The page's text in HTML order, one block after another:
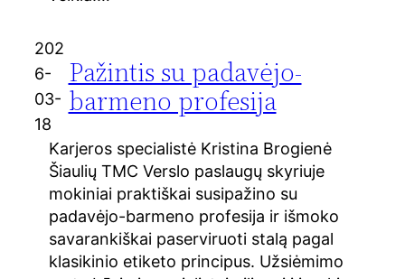
202
6-
03-
18
Pažintis su padavėjo-
barmeno profesija
Karjeros specialistė Kristina Brogienė
Šiaulių TMC Verslo paslaugų skyriuje
mokiniai praktiškai susipažino su
padavėjo-barmeno profesija ir išmoko
savarankiškai paserviruoti stalą pagal
klasikinio etiketo principus. Užsiėmimo